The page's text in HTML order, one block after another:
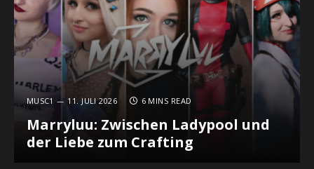
MUSC1 11. JULI 2026 6 MINS READ
Marryluu: Zwischen Ladypool und
der Liebe zum Crafting